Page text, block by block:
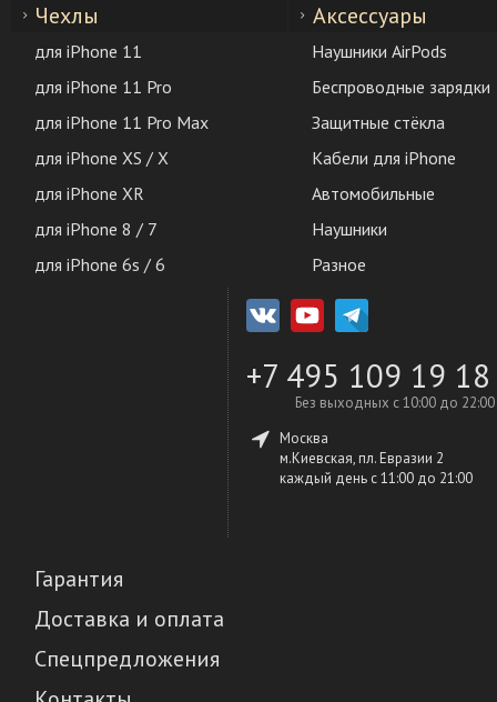
Чехлы
для iPhone 11
для iPhone 11 Pro
для iPhone 11 Pro Max
для iPhone XS / X
для iPhone XR
для iPhone 8 / 7
для iPhone 6s / 6
Аксессуары
Наушники AirPods
Беспроводные зарядки
Защитные стёкла
Кабели для iPhone
Автомобильные
Наушники
Разное
+7 495 109 19 18
Без выходных с 10:00 до 22:00
Москва
м.Киевская, пл. Евразии 2
каждый день c 11:00 до 21:00
Гарантия
Доставка и оплата
Спецпредложения